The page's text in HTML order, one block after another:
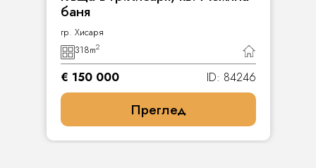
баня
гр. Хисаря
318m2
€ 150 000 ID: 84246
Преглед